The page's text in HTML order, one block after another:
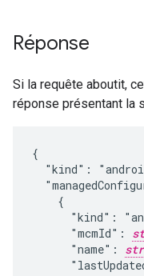
Réponse
Si la requête aboutit,
réponse présentant la
{
"kind":
    {
"kind":
      "mcmId":
      "name":